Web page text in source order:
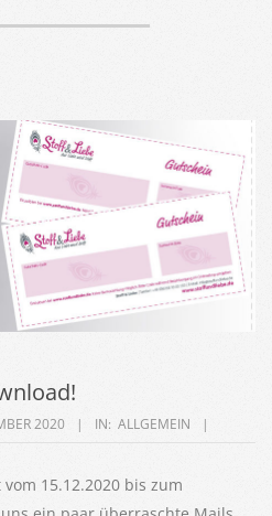
2020 IN: ALLGEMEIN
15.12.2020 bis zum